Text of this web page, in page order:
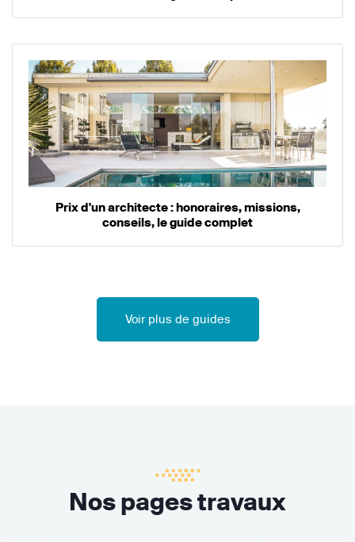
Prix d'un architecte : honoraires, missions,
conseils, le guide complet
Voir plus de guides
Nos pages travaux